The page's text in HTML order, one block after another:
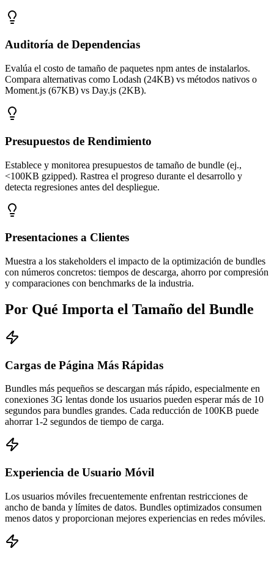
Auditoría de Dependencias
Evalúa el costo de tamaño de paquetes npm antes de instalarlos.
Compara alternativas como Lodash (24KB) vs métodos nativos o
Moment.js (67KB) vs Day.js (2KB).
Presupuestos de Rendimiento
Establece y monitorea presupuestos de tamaño de bundle (ej.,
<100KB gzipped). Rastrea el progreso durante el desarrollo y
detecta regresiones antes del despliegue.
Presentaciones a Clientes
Muestra a los stakeholders el impacto de la optimización de bundles
con números concretos: tiempos de descarga, ahorro por compresión
y comparaciones con benchmarks de la industria.
Por Qué Importa el Tamaño del Bundle
Cargas de Página Más Rápidas
Bundles más pequeños se descargan más rápido, especialmente en
conexiones 3G lentas donde los usuarios pueden esperar más de 10
segundos para bundles grandes. Cada reducción de 100KB puede
ahorrar 1-2 segundos de tiempo de carga.
Experiencia de Usuario Móvil
Los usuarios móviles frecuentemente enfrentan restricciones de
ancho de banda y límites de datos. Bundles optimizados consumen
menos datos y proporcionan mejores experiencias en redes móviles.